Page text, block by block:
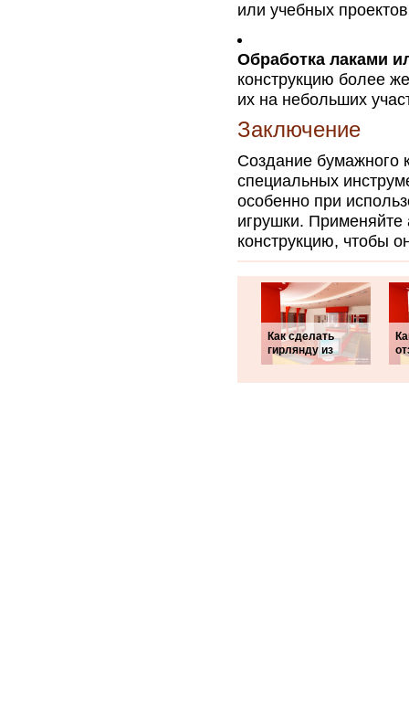
или учебных
Обработка лаками
конструкцию более
их на небольших
Заключение
Создание бумажного
специальных
особенно при
игрушки. Применяйте
конструкцию, чтобы
Как сделать
гирлянду из